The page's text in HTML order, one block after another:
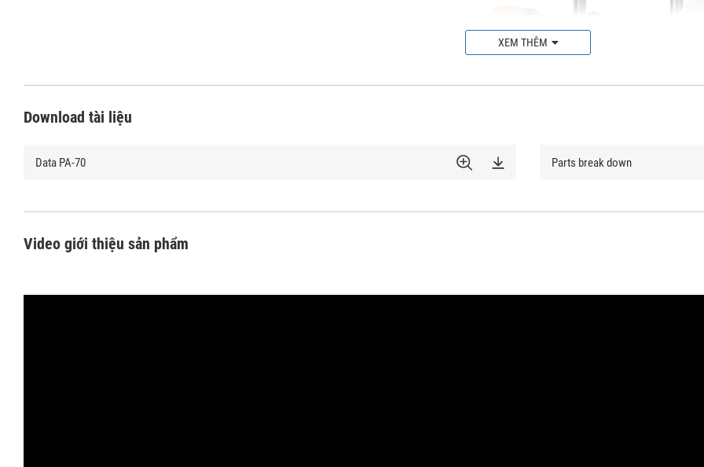
XEM THÊM
Download tài liệu
Data PA-70 Parts break down
Video giới thiệu sản phẩm